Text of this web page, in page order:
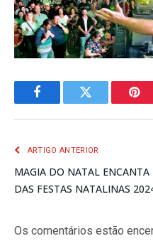
FacebookTwitter
ARTIGO ANTERIOR
MAGIA DO NATAL ENCANTA
DAS FESTAS NATALINAS
Os comentários estão